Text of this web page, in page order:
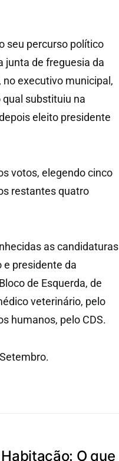
seu percurso político
junta de freguesia da
no executivo municipal,
substituiu na
eleito presidente
votos, elegendo cinco
restantes quatro
as candidaturas
e presidente da
de Esquerda, de
veterinário, pelo
humanos, pelo CDS.
O que